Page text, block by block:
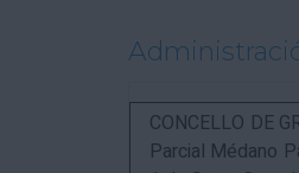
CONCELLO DE
Parcial Médano